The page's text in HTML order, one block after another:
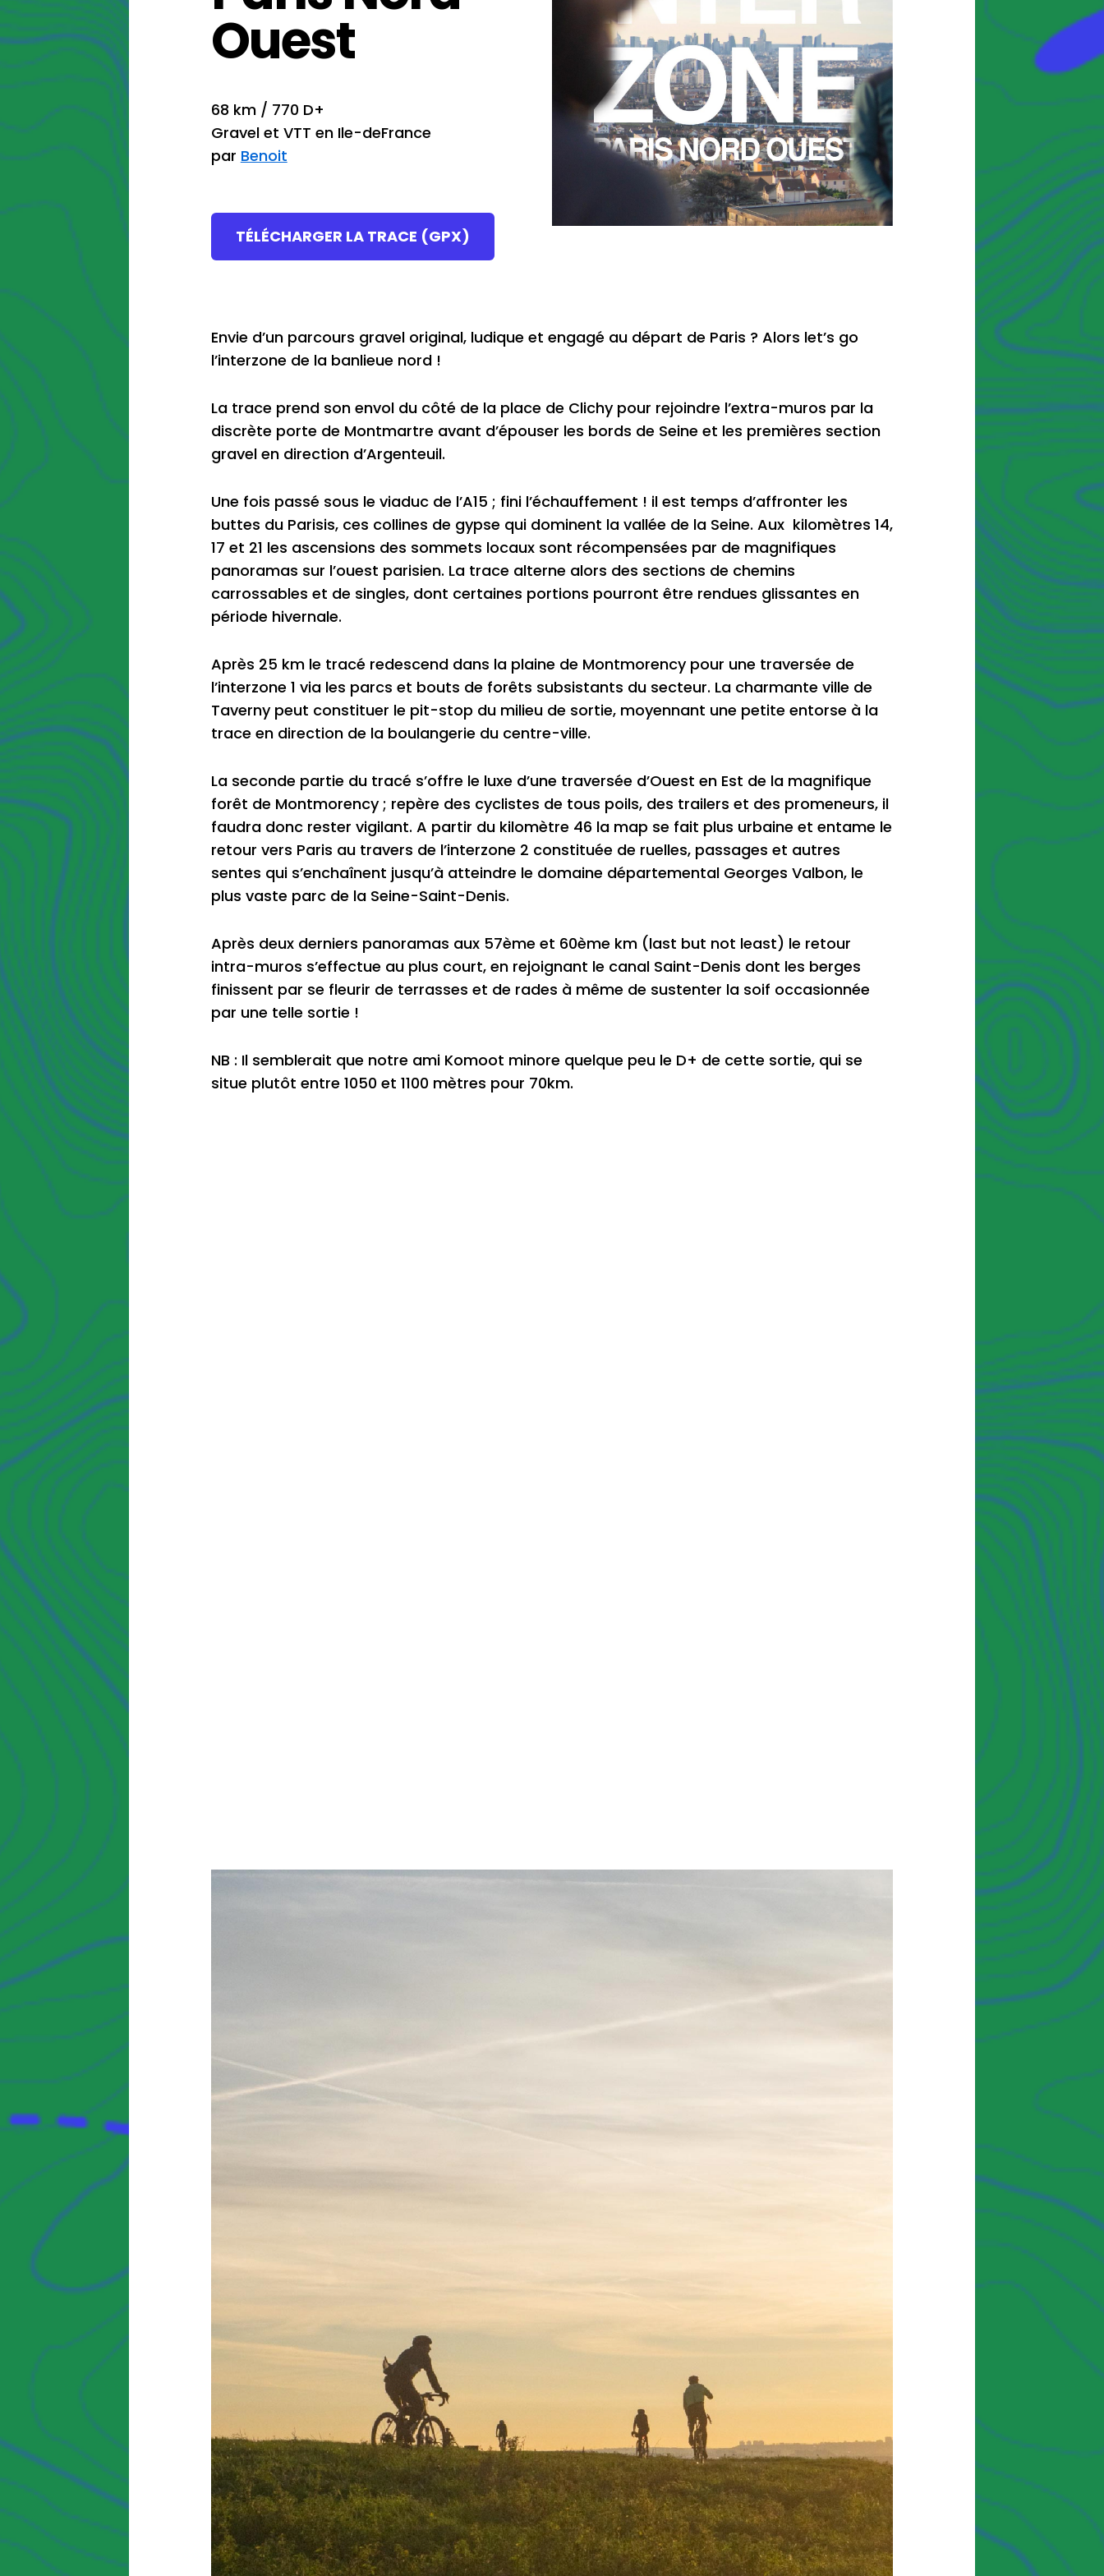
Ouest
68 km / 770 D+
Gravel et VTT en Ile-deFrance
par Benoit
TÉLÉCHARGER LA TRACE (GPX)
Envie d’un parcours gravel original, ludique et engagé au départ de Paris ? Alors let’s go
l’interzone de la banlieue nord !
La trace prend son envol du côté de la place de Clichy pour rejoindre l’extra-muros par la
discrète porte de Montmartre avant d’épouser les bords de Seine et les premières section
gravel en direction d’Argenteuil.
Une fois passé sous le viaduc de l’A15 ; fini l’échauffement ! il est temps d’affronter les
buttes du Parisis, ces collines de gypse qui dominent la vallée de la Seine. Aux kilomètres 14,
17 et 21 les ascensions des sommets locaux sont récompensées par de magnifiques
panoramas sur l’ouest parisien. La trace alterne alors des sections de chemins
carrossables et de singles, dont certaines portions pourront être rendues glissantes en
période hivernale.
Après 25 km le tracé redescend dans la plaine de Montmorency pour une traversée de
l’interzone 1 via les parcs et bouts de forêts subsistants du secteur. La charmante ville de
Taverny peut constituer le pit-stop du milieu de sortie, moyennant une petite entorse à la
trace en direction de la boulangerie du centre-ville.
La seconde partie du tracé s’offre le luxe d’une traversée d’Ouest en Est de la magnifique
forêt de Montmorency ; repère des cyclistes de tous poils, des trailers et des promeneurs, il
faudra donc rester vigilant. A partir du kilomètre 46 la map se fait plus urbaine et entame le
retour vers Paris au travers de l’interzone 2 constituée de ruelles, passages et autres
sentes qui s’enchaînent jusqu’à atteindre le domaine départemental Georges Valbon, le
plus vaste parc de la Seine-Saint-Denis.
Après deux derniers panoramas aux 57ème et 60ème km (last but not least) le retour
intra-muros s’effectue au plus court, en rejoignant le canal Saint-Denis dont les berges
finissent par se fleurir de terrasses et de rades à même de sustenter la soif occasionnée
par une telle sortie !
NB : Il semblerait que notre ami Komoot minore quelque peu le D+ de cette sortie, qui se
situe plutôt entre 1050 et 1100 mètres pour 70km.